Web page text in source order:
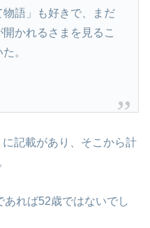
語」も好きで、まだ
かれるさまを見るこ
。
記載があり、そこから計
あれば52歳ではないでし